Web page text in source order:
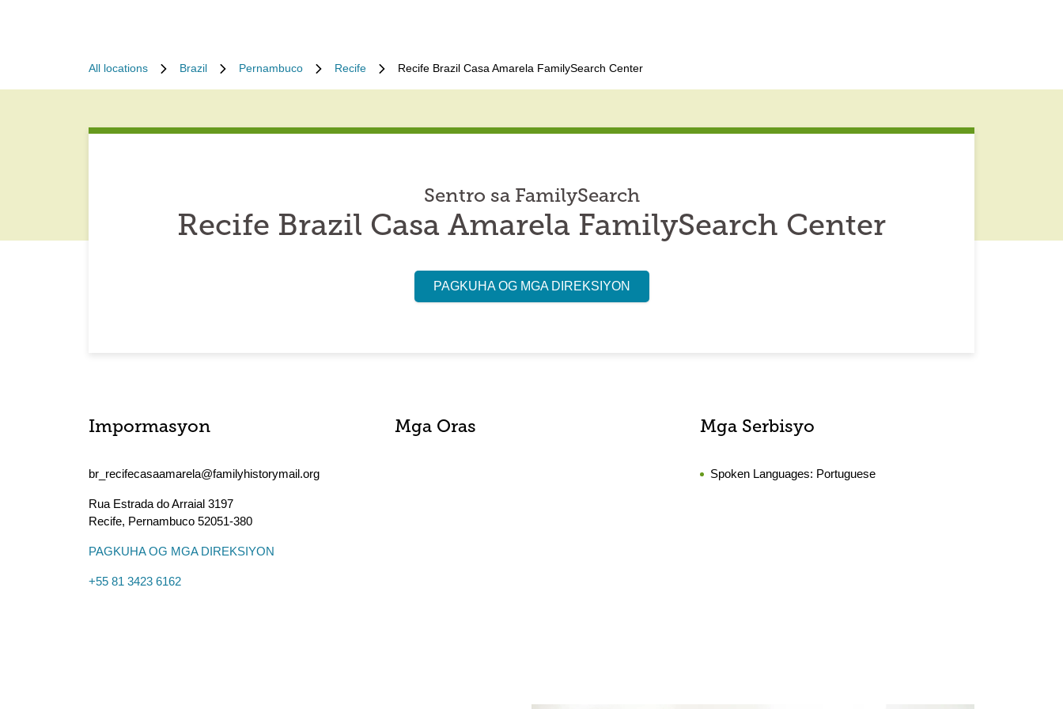
All locations Brazil Pernambuco Recife Recife Brazil Casa Amarela FamilySearch Center
Sentro sa FamilySearch
Recife Brazil Casa Amarela FamilySearch Center
PAGKUHA OG MGA DIREKSIYON
Impormasyon
br_recifecasaamarela@familyhistorymail.org
Rua Estrada do Arraial 3197
Recife, Pernambuco 52051-380
PAGKUHA OG MGA DIREKSIYON
+55 81 3423 6162
Mga Oras Mga Serbisyo
Spoken Languages: Portuguese